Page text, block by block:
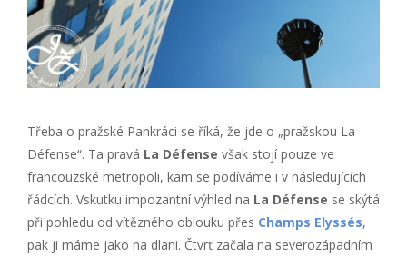
Třeba o pražské Pankráci se říká, že jde o „pražskou La
Défense“. Ta pravá La Défense však stojí pouze ve
francouzské metropoli, kam se podíváme i v následujících
řádcích. Vskutku impozantní výhled na La Défense se skýtá
při pohledu od vítězného oblouku přes Champs Elyssés,
pak ji máme jako na dlani. Čtvrť začala na severozápadním